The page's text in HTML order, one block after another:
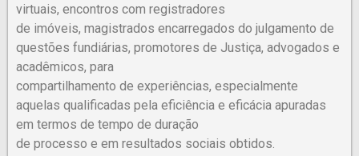
virtuais, encontros com registradores
de imóveis, magistrados encarregados do julgamento de
questões fundiárias, promotores de Justiça, advogados e
acadêmicos, para
compartilhamento de experiências, especialmente
aquelas qualificadas pela eficiência e eficácia apuradas
em termos de tempo de duração
de processo e em resultados sociais obtidos.